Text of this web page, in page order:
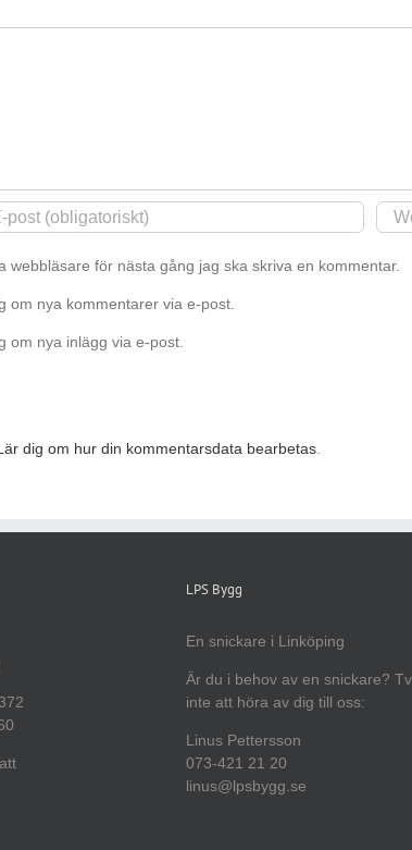
för nästa gång jag ska skriva en kommentar.
om nya kommentarer via e-post.
om nya inlägg via e-post.
dig om hur din kommentarsdata bearbetas
LPS Bygg
En snickare i Linköping
Är du i behov av en snickare?
inte att höra av dig till oss:
Linus Pettersson
073-421 21 20
linus@lpsbygg.se